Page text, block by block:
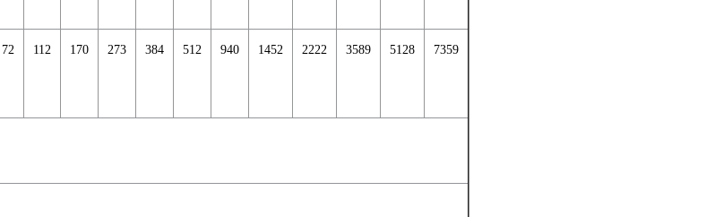
72 112 170 273 384 512 940 1452 2222 3589 5128 7359